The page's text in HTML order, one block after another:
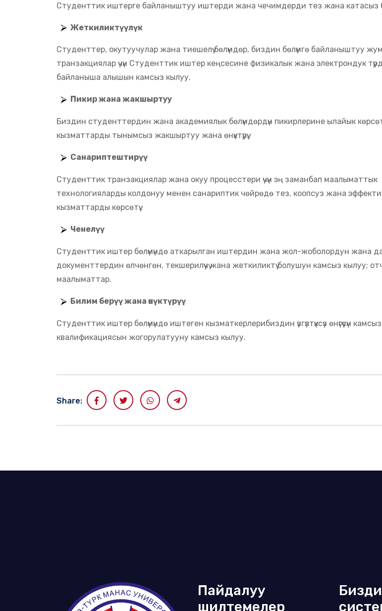
Студенттик иштерге байланыштуу иштерди жана чечимдерди тез жана катасыз
Жеткиликтүүлүк
Студенттер, окутуучулар жана тиешелүү бөлүмдөр, биздин бөлүмгө байланыштуу
транзакциялар үчүн Студенттик иштер кеңсесине физикалык жана электрондук
байланыша алышын камсыз кылуу.
Пикир жана жакшыртуу
Биздин студенттердин жана академиялык бөлүмдөрдүн пикирлерине ылайык
кызматтарды тынымсыз жакшыртуу жана өнүктүрүү.
Санариптештирүү
Студенттик транзакциялар жана окуу процесстери үчүн эң заманбап маалыматтык
технологияларды колдонуу менен санариптик чөйрөдө тез, коопсуз жана
кызматтарды көрсөтүү.
Ченелүү
Студенттик иштер бөлүмүндө аткарылган иштердин жана жол-жоболордун жана
документтердин өлчөнгөн, текшерилүүчү жана жеткиликтүү болушун камсыз кылуу;
маалыматтар.
Билим берүү жана өнүктүрүү
Студенттик иштер бөлүмүндө иштеген кызматкерлерибиздин үзгүлтүксүз өнүгүүсүн камсыз
квалификациясын жогорулатууну камсыз кылуу.
Share:
Пайдалуу
шилтемелер